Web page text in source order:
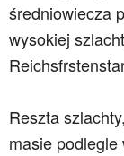
średniowiecza
wysokiej
Reszta
masie podlegle